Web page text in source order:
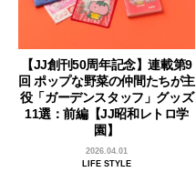
【JJ創刊50周年記念】連載第9
回 ポップな野菜の仲間たちが主
役「ガーデンスタッフ」グッズ
11選：前編【JJ昭和レトロ学
園】
2026.04.01
LIFE STYLE